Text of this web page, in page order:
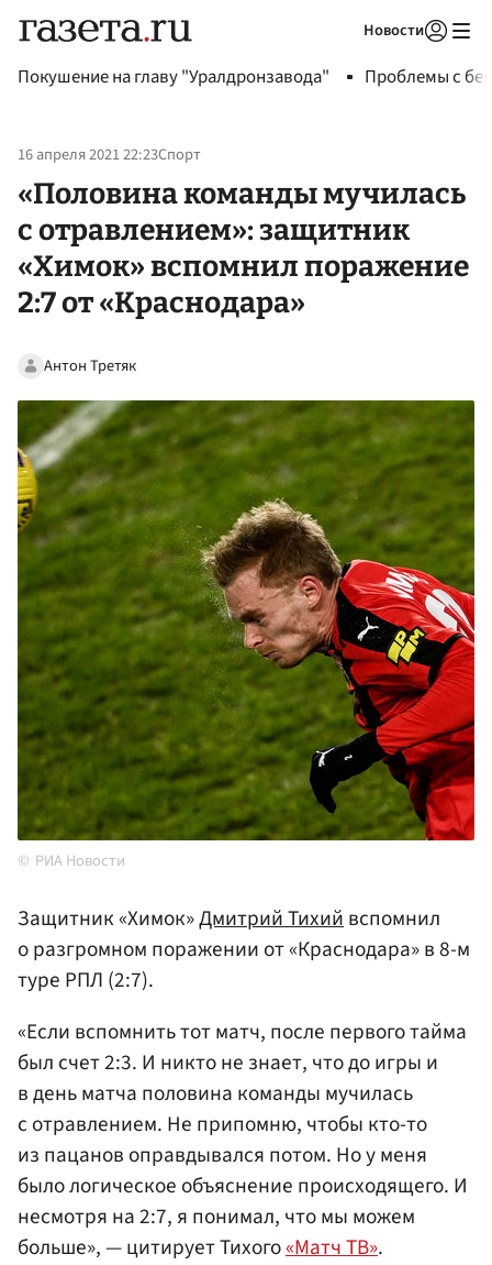
Новости
Покушение на главу "Уралдронзавода" Проблемы с
16 апреля 2021 22:23Спорт
«Половина команды мучилась
с отравлением»: защитник
«Химок» вспомнил поражение
2:7 от «Краснодара»
Антон Третяк
РИА Новости
Защитник «Химок»Дмитрий Тихийвспомнил
о разгромном поражении от «Краснодара» в 8-м
туре РПЛ (2:7).
«Если вспомнить тот матч, после первого тайма
был счет 2:3. И никто не знает, что до игры и
в день матча половина команды мучилась
с отравлением. Не припомню, чтобы кто-то
из пацанов оправдывался потом. Но у меня
было логическое объяснение происходящего. И
несмотря на 2:7, я понимал, что мы можем
больше», — цитирует Тихого«Матч ТВ».